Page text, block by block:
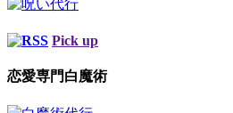
Pick up
恋愛専門白魔術